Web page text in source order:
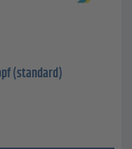
(standard)